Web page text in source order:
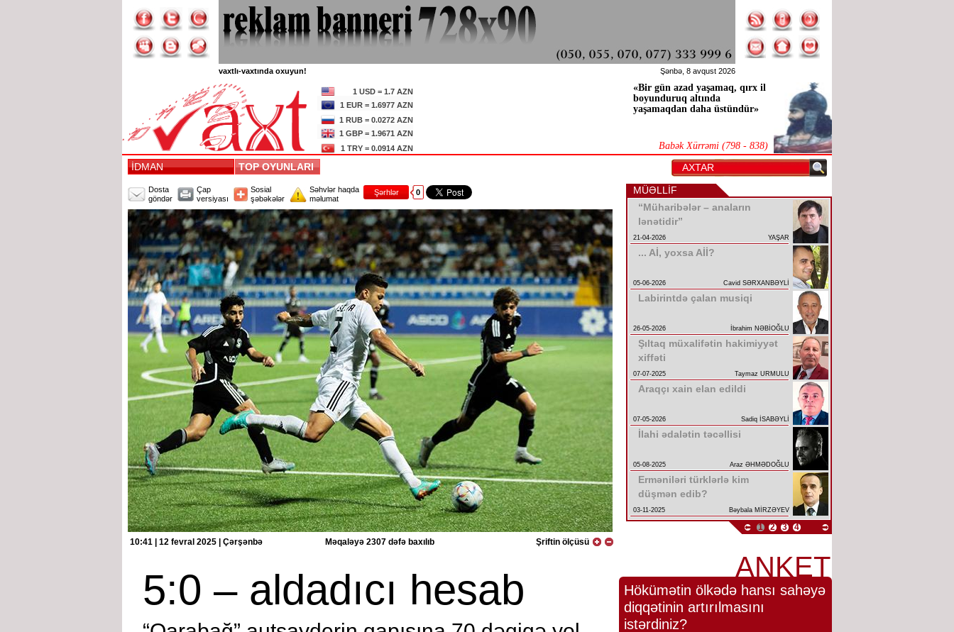
vaxtlı-vaxtında oxuyun! Şənbə, 8 avqust 2026
1 USD = 1.7 AZN
1 EUR = 1.6977 AZN
1 RUB = 0.0272 AZN
1 GBP = 1.9671 AZN
1 TRY = 0.0914 AZN
«Bir gün azad yaşamaq, qırx il
boyunduruq altında
yaşamaqdan daha üstündür»
Babək Xürrəmi (798 - 838)
İDMAN TOP OYUNLARI
Dosta
göndər
Çap
versiyası
Sosial
şəbəkələr
Səhvlər haqda
məlumat
Şərhlər 0
10:41 | 12 fevral 2025 | Çərşənbə Məqaləyə 2307 dəfə baxılıb Şriftin ölçüsü
5:0 ­– aldadıcı hesab
MÜƏLLİF
“Müharibələr – anaların
lənətidir”
21-04-2026 YAŞAR
... Aİ, yoxsa Aİİ?
05-06-2026 Cavid SƏRXANBƏYLİ
Labirintdə çalan musiqi
26-05-2026 İbrahim NƏBİOĞLU
Şıltaq müxalifətin hakimiyyət
xiffəti
07-07-2025 Taymaz URMULU
Araqçı xain elan edildi
07-05-2026 Sadiq İSABƏYLİ
İlahi ədalətin təcəllisi
05-08-2025 Araz ƏHMƏDOĞLU
Erməniləri türklərlə kim
düşmən edib?
03-11-2025 Bəybala MİRZƏYEV
1 2 3 4
ANKET
Hökümətin ölkədə hansı sahəyə
diqqətinin artırılmasını
istərdiniz?